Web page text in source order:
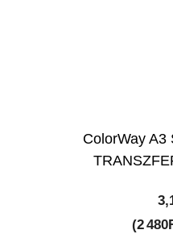
ColorWay A3
(2